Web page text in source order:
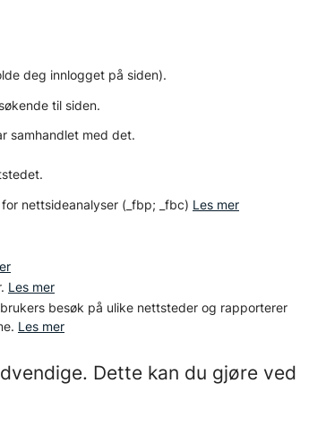
deg innlogget på siden).
til siden.
samhandlet med det.
nettsideanalyser (_fbp; _fbc) Les mer
Les mer
besøk på ulike nettsteder og rapporterer
Les mer
Dette kan du gjøre ved